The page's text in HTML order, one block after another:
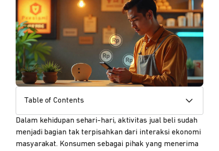
Table of Contents
Dalam kehidupan sehari-hari, aktivitas jual beli sudah
menjadi bagian tak terpisahkan dari interaksi ekonomi
masyarakat. Konsumen sebagai pihak yang menerima